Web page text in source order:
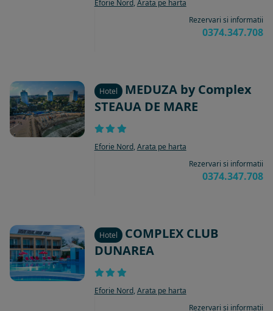
Eforie Nord, Arata pe harta
Rezervari si informatii
0374.347.708
Hotel
MEDUZA by Complex
STEAUA DE MARE
Eforie Nord, Arata pe harta
Rezervari si informatii
0374.347.708
Hotel
COMPLEX CLUB
DUNAREA
Eforie Nord, Arata pe harta
Rezervari si informatii